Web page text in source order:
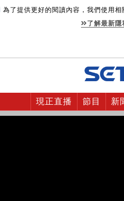
為了提供更好的閱讀內容，我們使用
了解最新隱
現正直播 節目 新